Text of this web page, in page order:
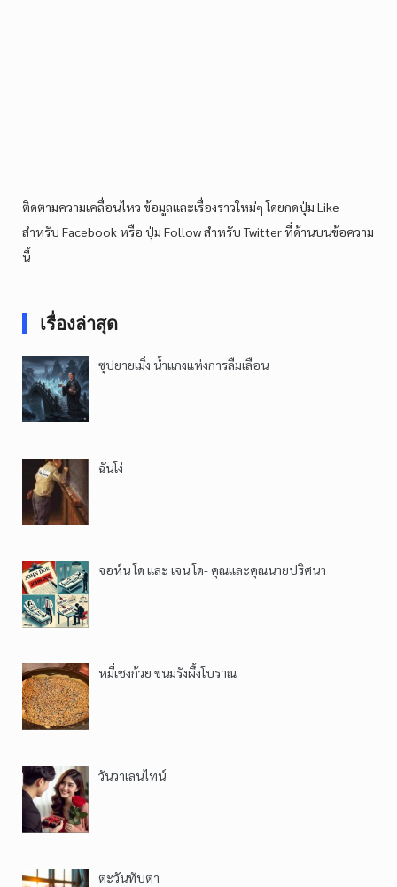
ติดตามความเคลื่อนไหว ข้อมูลและเรื่องราวใหม่ๆ โดยกดปุ่ม Like
สำหรับ Facebook หรือ ปุ่ม Follow สำหรับ Twitter ที่ด้านบนข้อความ
นี้
เรื่องล่าสุด
ซุปยายเมิ่ง น้ำแกงแห่งการลืมเลือน
ฉันโง่
จอห์น โด และ เจน โด- คุณและคุณนายปริศนา
หมี่เชงก้วย ขนมรังผึ้งโบราณ
วันวาเลนไทน์
ตะวันทับตา